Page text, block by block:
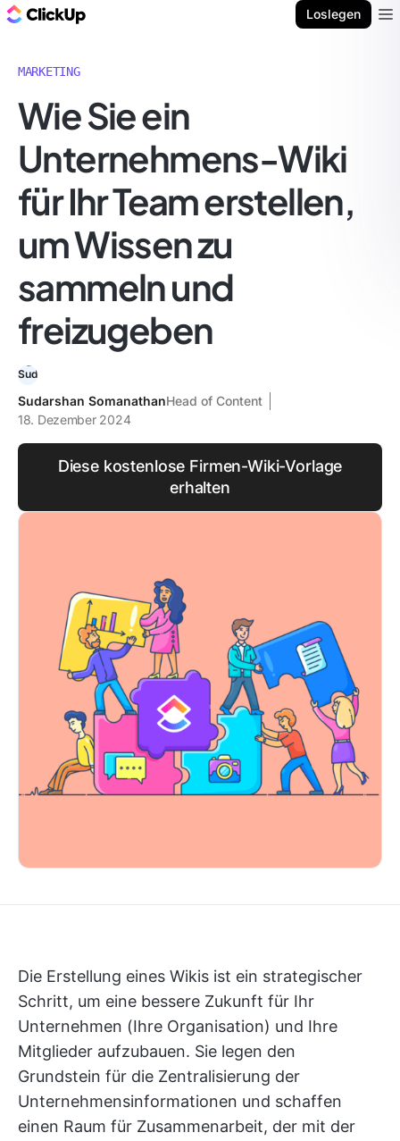
Loslegen
MARKETING
Wie Sie ein
Unternehmens-Wiki
für Ihr Team erstellen,
um Wissen zu
sammeln und
freizugeben
Sudarshan SomanathanHead of Content
18. Dezember 2024
Diese kostenlose Firmen-Wiki-Vorlage
erhalten
Die Erstellung eines Wikis ist ein strategischer
Schritt, um eine bessere Zukunft für Ihr
Unternehmen (Ihre Organisation) und Ihre
Mitglieder aufzubauen. Sie legen den
Grundstein für die Zentralisierung der
Unternehmensinformationen und schaffen
einen Raum für Zusammenarbeit, der mit der